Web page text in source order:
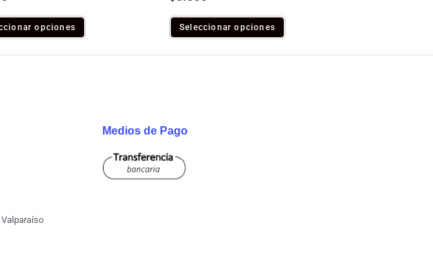
opciones Seleccionar opciones
Valparaíso
Medios de Pago